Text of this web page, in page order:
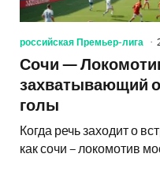
российская Премьер-лига
Сочи —
захватывающий
голы
Когда речь заходит о
как сочи – локомотив